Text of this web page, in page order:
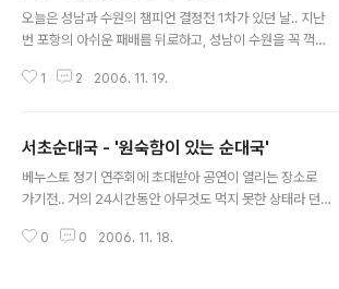
오늘은 성남과 수원의 챔피언 결정전 1차가 있던 날.. 지난
번 포항의 아쉬운 패배를 뒤로하고, 성남이 수원을 꼭 꺽어
을 하러 갔습니다. 친구와 조금 일찍만나서 응원하기전에
롯데마트에 있는 만큼 대부분 가족단위 또는 연인(ㅠ.ㅠ)이
주 고객층이죠. 이제는 씨푸드입니다. ㅋㅋ 매장분위기입
니다. 평소에는 한시간가까이 대기를 했었는데, 오늘은 약
러드바의 장점은... 입맛에 맞는 음식을 마음껏 먹을 수 있
1 2 2006. 11. 19.
서초순대국 - '원숙함이 있는 순대국'
베누스토 정기 연주회에 초대받아 공연이 열리는 장소로
가기전.. 거의 24시간동안 아무것도 먹지 못한 상태라 던
------------------- 아마추어의 공연을 볼때면, 어떠한
0 0 2006. 11. 18.